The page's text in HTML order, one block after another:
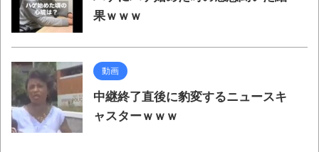
果ｗｗｗ
動画
中継終了直後に豹変するニュースキ
ャスターｗｗｗ